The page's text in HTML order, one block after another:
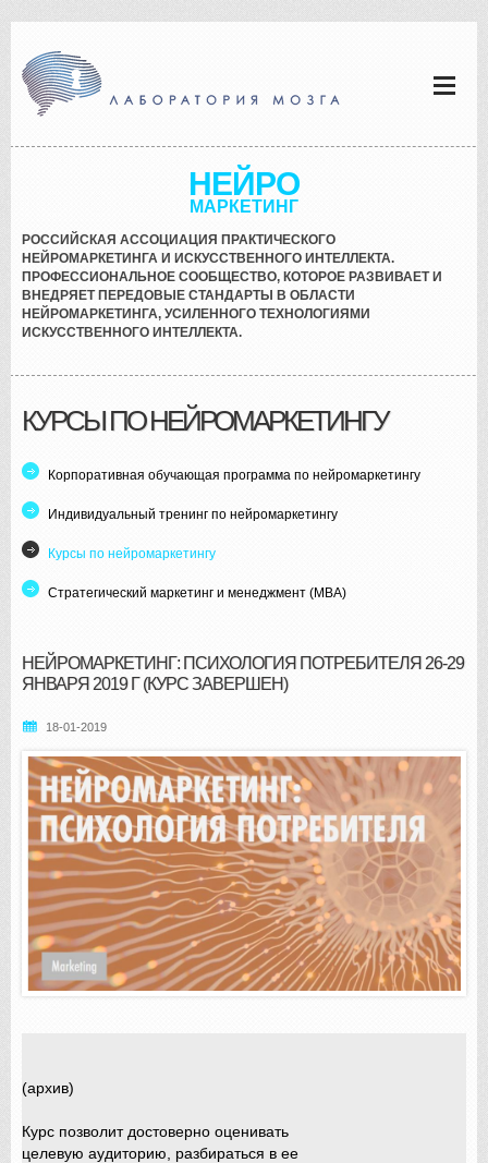
НЕЙРО
МАРКЕТИНГ
РОССИЙСКАЯ АССОЦИАЦИЯ ПРАКТИЧЕСКОГО
НЕЙРОМАРКЕТИНГА И ИСКУССТВЕННОГО ИНТЕЛЛЕКТА.
ПРОФЕССИОНАЛЬНОЕ СООБЩЕСТВО, КОТОРОЕ РАЗВИВАЕТ И
ВНЕДРЯЕТ ПЕРЕДОВЫЕ СТАНДАРТЫ В ОБЛАСТИ
НЕЙРОМАРКЕТИНГА, УСИЛЕННОГО ТЕХНОЛОГИЯМИ
ИСКУССТВЕННОГО ИНТЕЛЛЕКТА.
КУРСЫ ПО НЕЙРОМАРКЕТИНГУ
Корпоративная обучающая программа по нейромаркетингу
Индивидуальный тренинг по нейромаркетингу
Курсы по нейромаркетингу
Стратегический маркетинг и менеджмент (MBA)
НЕЙРОМАРКЕТИНГ: ПСИХОЛОГИЯ ПОТРЕБИТЕЛЯ 26-29
ЯНВАРЯ 2019 Г (КУРС ЗАВЕРШЕН)
18-01-2019
(архив)
Курс позволит достоверно оценивать
целевую аудиторию, разбираться в ее